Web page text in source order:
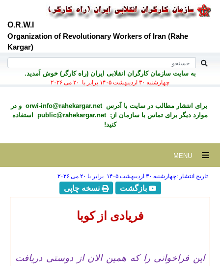
O.R.W.I
Organization of Revolutionary Workers of Iran (Rahe
Kargar)
به سايت سازمان کارگران انقلابی ايران (راه کارگر) خوش آمديد.
چهارشنبه ۳۰ ارديبهشت ۱۴۰۵ برابر با ۲۰ می ۲۰۲۶
برای انتشار مطالب در سايت با آدرسorwi-info@rahekargar.net و در
موارد ديگر برای تماس با سازمان از;public@rahekargar.net
استفاده
کنید!
تاریخ انتشار :چهارشنبه ۳۰ ارديبهشت ۱۴۰۵ برابر با ۲۰ می ۲۰۲۶
بازگشت نسخه چاپی
فریادی از کوبا
این فراخوانی را که همین الان از دوستی دریافت